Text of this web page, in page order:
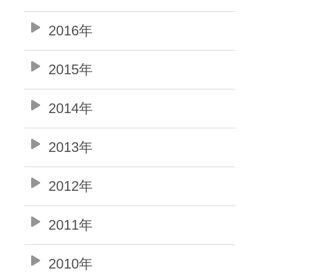
2016年
2015年
2014年
2013年
2012年
2011年
2010年